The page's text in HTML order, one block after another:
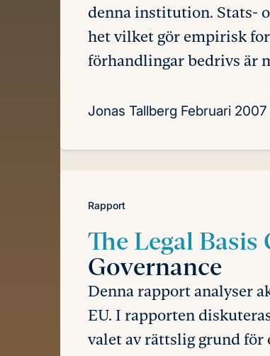
denna institution. Stats-
het vilket gör empirisk
förhandlingar bedrivs är
Jonas Tallberg Februari 2007
Rapport
The Legal Basis
Governance
Denna rapport analyser
EU. I rapporten
valet av rättslig grund